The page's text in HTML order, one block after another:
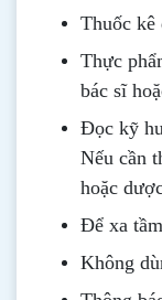
Thuốc kê
Thực
bác sĩ
Đọc kỹ
Nếu cần
hoặc
Để xa
Không